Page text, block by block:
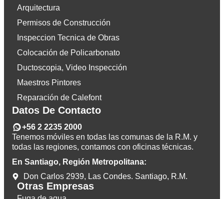
Arquitectura
Permisos de Construcción
Inspeccion Tecnica de Obras
Colocación de Policarbonato
Ductoscopia, Video Inspección
Maestros Pintores
Reparación de Calefont
Datos De Contacto
+56 2 2235 2000
Tenemos móviles en todas las comunas de la R.M. y
todas las regiones, contamos con oficinas técnicas.
En Santiago, Región Metropolitana:
Don Carlos 2939, Las Condes. Santiago, R.M.
Otras Empresas